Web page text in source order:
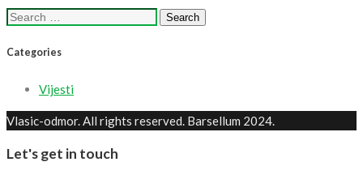
Search
Categories
Vijesti
Vlasic-odmor. All rights reserved. Barsellum 2024.
Let's get in touch